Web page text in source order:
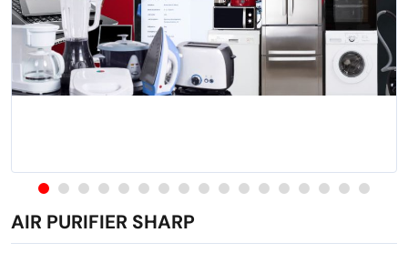
AIR PURIFIER SHARP